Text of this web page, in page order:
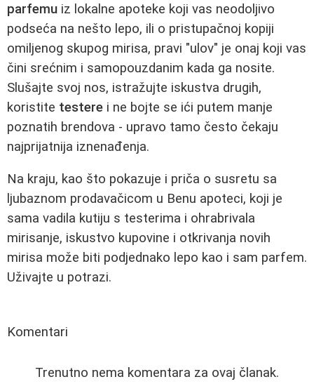
parfemu iz lokalne apoteke koji vas neodoljivo
podseća na nešto lepo, ili o pristupačnoj kopiji
omiljenog skupog mirisa, pravi "ulov" je onaj koji vas
čini srećnim i samopouzdanim kada ga nosite.
Slušajte svoj nos, istražujte iskustva drugih,
koristite testere i ne bojte se ići putem manje
poznatih brendova - upravo tamo često čekaju
najprijatnija iznenađenja.
Na kraju, kao što pokazuje i priča o susretu sa
ljubaznom prodavačicom u Benu apoteci, koji je
sama vadila kutiju s testerima i ohrabrivala
mirisanje, iskustvo kupovine i otkrivanja novih
mirisa može biti podjednako lepo kao i sam parfem.
Uživajte u potrazi.
Komentari
Trenutno nema komentara za ovaj članak.